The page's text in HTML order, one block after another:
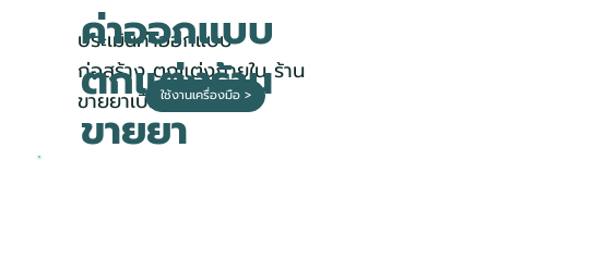
ประเมินค่าออกแบบ
ก่อสร้าง ตกแต่งภายใน ร้าน
ขายยาเบื้องต้น
ค่าออกแบบ
ตกแต่งร้าน
ขายยา
ใช้งานเครื่องมือ >